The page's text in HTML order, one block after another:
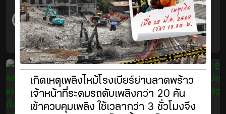
ปรุงจัด ดีกว่าปรุงจืด! สาวข้าราชการ มั่นใจวันนี้สวย แต่ง
หน้าให้สดใส ดีกว่าไม่แต่งมันจืดชืด
#ปรุงจืด #ปรุงจัด #แต่งหน้า #สาวข้าราชการ #POPPU
News Update
เกิดเหตุเพลิงไหม้โรงเบียร์ย่านลาดพร้าว
เจ้าหน้าที่ระดมรถดับเพลิงกว่า 20 คัน
เข้าควบคุมเพลิง ใช้เวลากว่า 3 ชั่วโมงจึง